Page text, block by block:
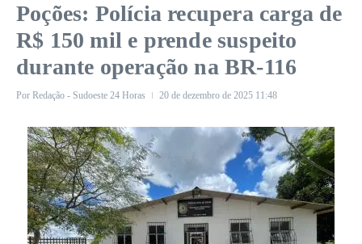
Poções: Polícia recupera carga de
R$ 150 mil e prende suspeito
durante operação na BR‑116
Por Redação - Sudoeste 24 Horas 20 de dezembro de 2025 11:48